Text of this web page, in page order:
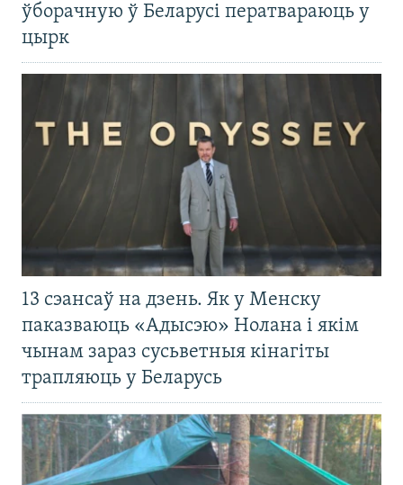
ўборачную ў Беларусі ператвараюць у
цырк
13 сэансаў на дзень. Як у Менску
паказваюць «Адысэю» Нолана і якім
чынам зараз сусьветныя кінагіты
трапляюць у Беларусь